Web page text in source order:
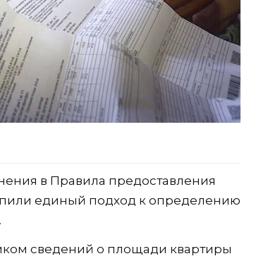
в Правила предоставления
единый подход к определению
сведений о площади квартиры